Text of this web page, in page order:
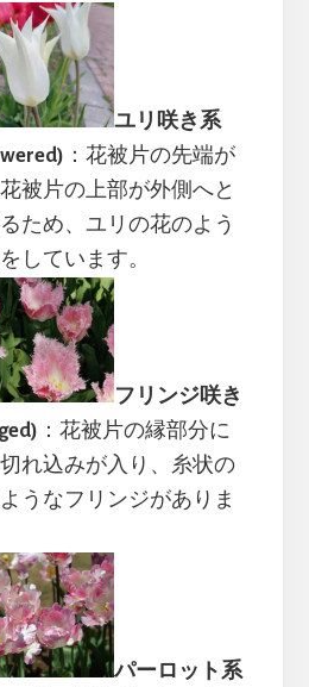
ユリ咲き系
：花被片の先端が
被片の上部が外側へと
ため、ユリの花のよう
しています。
フリンジ咲き
：花被片の縁部分に
れ込みが入り、糸状の
うなフリンジがありま
パーロット系